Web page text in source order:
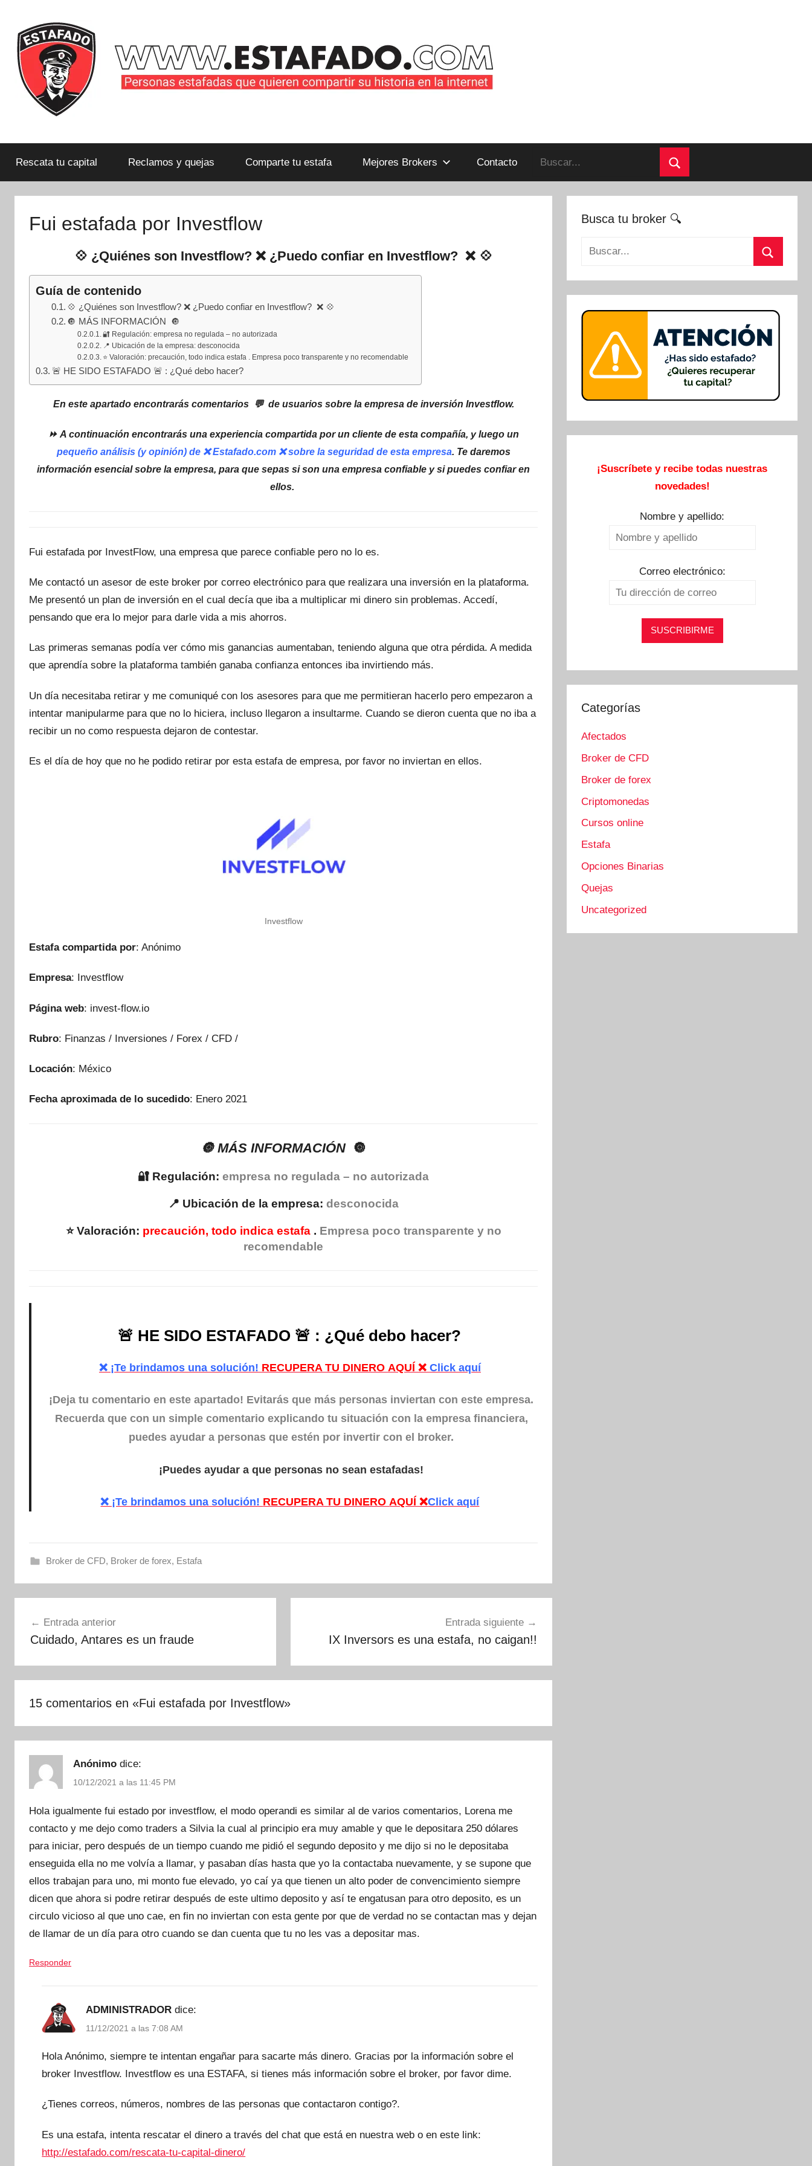
contenido
estafadas
que
historia
Estafado.com
Rescata tu capital Reclamos y quejas Comparte tu estafa Mejores Brokers Contacto
Buscar:
Buscar
Fui estafada por Investflow
💠 ¿Quiénes son Investflow? ❌ ¿Puedo confiar en Investflow? ❌ 💠
Guía de contenido
💠 ¿Quiénes son Investflow? ❌ ¿Puedo confiar en Investflow? ❌ 💠
🔘 MÁS INFORMACIÓN 🔘
🔐 Regulación: empresa no regulada – no autorizada
📍 Ubicación de la empresa: desconocida
⭐ Valoración: precaución, todo indica estafa . Empresa poco transparente y no recomendable
🚨 HE SIDO ESTAFADO 🚨 : ¿Qué debo hacer?
En este apartado encontrarás comentarios 💬 de usuarios sobre la empresa de inversión Investflow.
⏩ A continuación encontrarás una experiencia compartida por un cliente de esta compañía, y luego un
pequeño análisis (y opinión) de ❌ Estafado.com ❌ sobre la seguridad de esta empresa. Te daremos
información esencial sobre la empresa, para que sepas si son una empresa confiable y si puedes confiar en
ellos.
Fui estafada por InvestFlow, una empresa que parece confiable pero no lo es.
Me contactó un asesor de este broker por correo electrónico para que realizara una inversión en la plataforma.
Me presentó un plan de inversión en el cual decía que iba a multiplicar mi dinero sin problemas. Accedí,
pensando que era lo mejor para darle vida a mis ahorros.
Las primeras semanas podía ver cómo mis ganancias aumentaban, teniendo alguna que otra pérdida. A medida
que aprendía sobre la plataforma también ganaba confianza entonces iba invirtiendo más.
Un día necesitaba retirar y me comuniqué con los asesores para que me permitieran hacerlo pero empezaron a
intentar manipularme para que no lo hiciera, incluso llegaron a insultarme. Cuando se dieron cuenta que no iba a
recibir un no como respuesta dejaron de contestar.
Es el día de hoy que no he podido retirar por esta estafa de empresa, por favor no inviertan en ellos.
Investflow
Estafa compartida por: Anónimo
Empresa: Investflow
Página web: invest-flow.io
Rubro: Finanzas / Inversiones / Forex / CFD /
Locación: México
Fecha aproximada de lo sucedido: Enero 2021
🔘 MÁS INFORMACIÓN 🔘
🔐 Regulación:empresa no regulada – no autorizada
📍 Ubicación de la empresa:desconocida
⭐ Valoración: precaución, todo indica estafa . Empresa poco transparente y no
recomendable
🚨 HE SIDO ESTAFADO 🚨 : ¿Qué debo hacer?
❌ ¡Te brindamos una solución! RECUPERA TU DINERO AQUÍ ❌ Click aquí
¡Deja tu comentario en este apartado! Evitarás que más personas inviertan con este empresa.
Recuerda que con un simple comentario explicando tu situación con la empresa financiera,
puedes ayudar a personas que estén por invertir con el broker.
¡Puedes ayudar a que personas no sean estafadas!
❌ ¡Te brindamos una solución! RECUPERA TU DINEROAQUÍ ❌Click aquí
Broker de CFD, Broker de forex, Estafa
entradas
Entrada anterior
Cuidado, Antares es un fraude
Entrada siguiente
IX Inversors es una estafa, no caigan!!
15 comentarios en «Fui estafada por Investflow»
Anónimo dice:
10/12/2021 a las 11:45 PM
Hola igualmente fui estado por investflow, el modo operandi es similar al de varios comentarios, Lorena me
contacto y me dejo como traders a Silvia la cual al principio era muy amable y que le depositara 250 dólares
para iniciar, pero después de un tiempo cuando me pidió el segundo deposito y me dijo si no le depositaba
enseguida ella no me volvía a llamar, y pasaban días hasta que yo la contactaba nuevamente, y se supone que
ellos trabajan para uno, mi monto fue elevado, yo caí ya que tienen un alto poder de convencimiento siempre
dicen que ahora si podre retirar después de este ultimo deposito y así te engatusan para otro deposito, es un
circulo vicioso al que uno cae, en fin no inviertan con esta gente por que de verdad no se contactan mas y dejan
de llamar de un día para otro cuando se dan cuenta que tu no les vas a depositar mas.
Responder
ADMINISTRADOR dice:
11/12/2021 a las 7:08 AM
Hola Anónimo, siempre te intentan engañar para sacarte más dinero. Gracias por la información sobre el
broker Investflow. Investflow es una ESTAFA, si tienes más información sobre el broker, por favor dime.
¿Tienes correos, números, nombres de las personas que contactaron contigo?.
Es una estafa, intenta rescatar el dinero a través del chat que está en nuestra web o en este link:
http://estafado.com/rescata-tu-capital-dinero/
Busca tu broker 🔍
Buscar:
¡Suscríbete y recibe todas nuestras
novedades!
Nombre y apellido:
Correo electrónico:
Categorías
Afectados
Broker de CFD
Broker de forex
Criptomonedas
Cursos online
Estafa
Opciones Binarias
Quejas
Uncategorized